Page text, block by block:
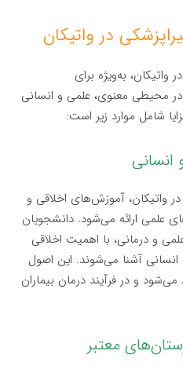
به‌ویژه برای
محیطی معنوی، علمی و انسانی
شامل موارد زیر است:
واتیکان، آموزش‌های اخلاقی و
علمی ارائه می‌شود. دانشجویان
و درمانی، با اهمیت اخلاقی
انسانی آشنا می‌شوند. این اصول
و در فرآیند درمان بیماران